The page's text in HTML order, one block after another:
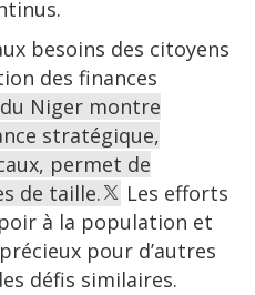
besoins des citoyens
des finances
Niger montre
stratégique,
permet de
de taille.
Les efforts
à la population et
pour d’autres
défis similaires.